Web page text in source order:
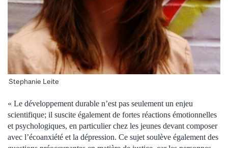
Stephanie Leite
« Le développement durable n’est pas seulement un enjeu
scientifique; il suscite également de fortes réactions émotionnelles
et psychologiques, en particulier chez les jeunes devant composer
avec l’écoanxiété et la dépression. Ce sujet soulève également des